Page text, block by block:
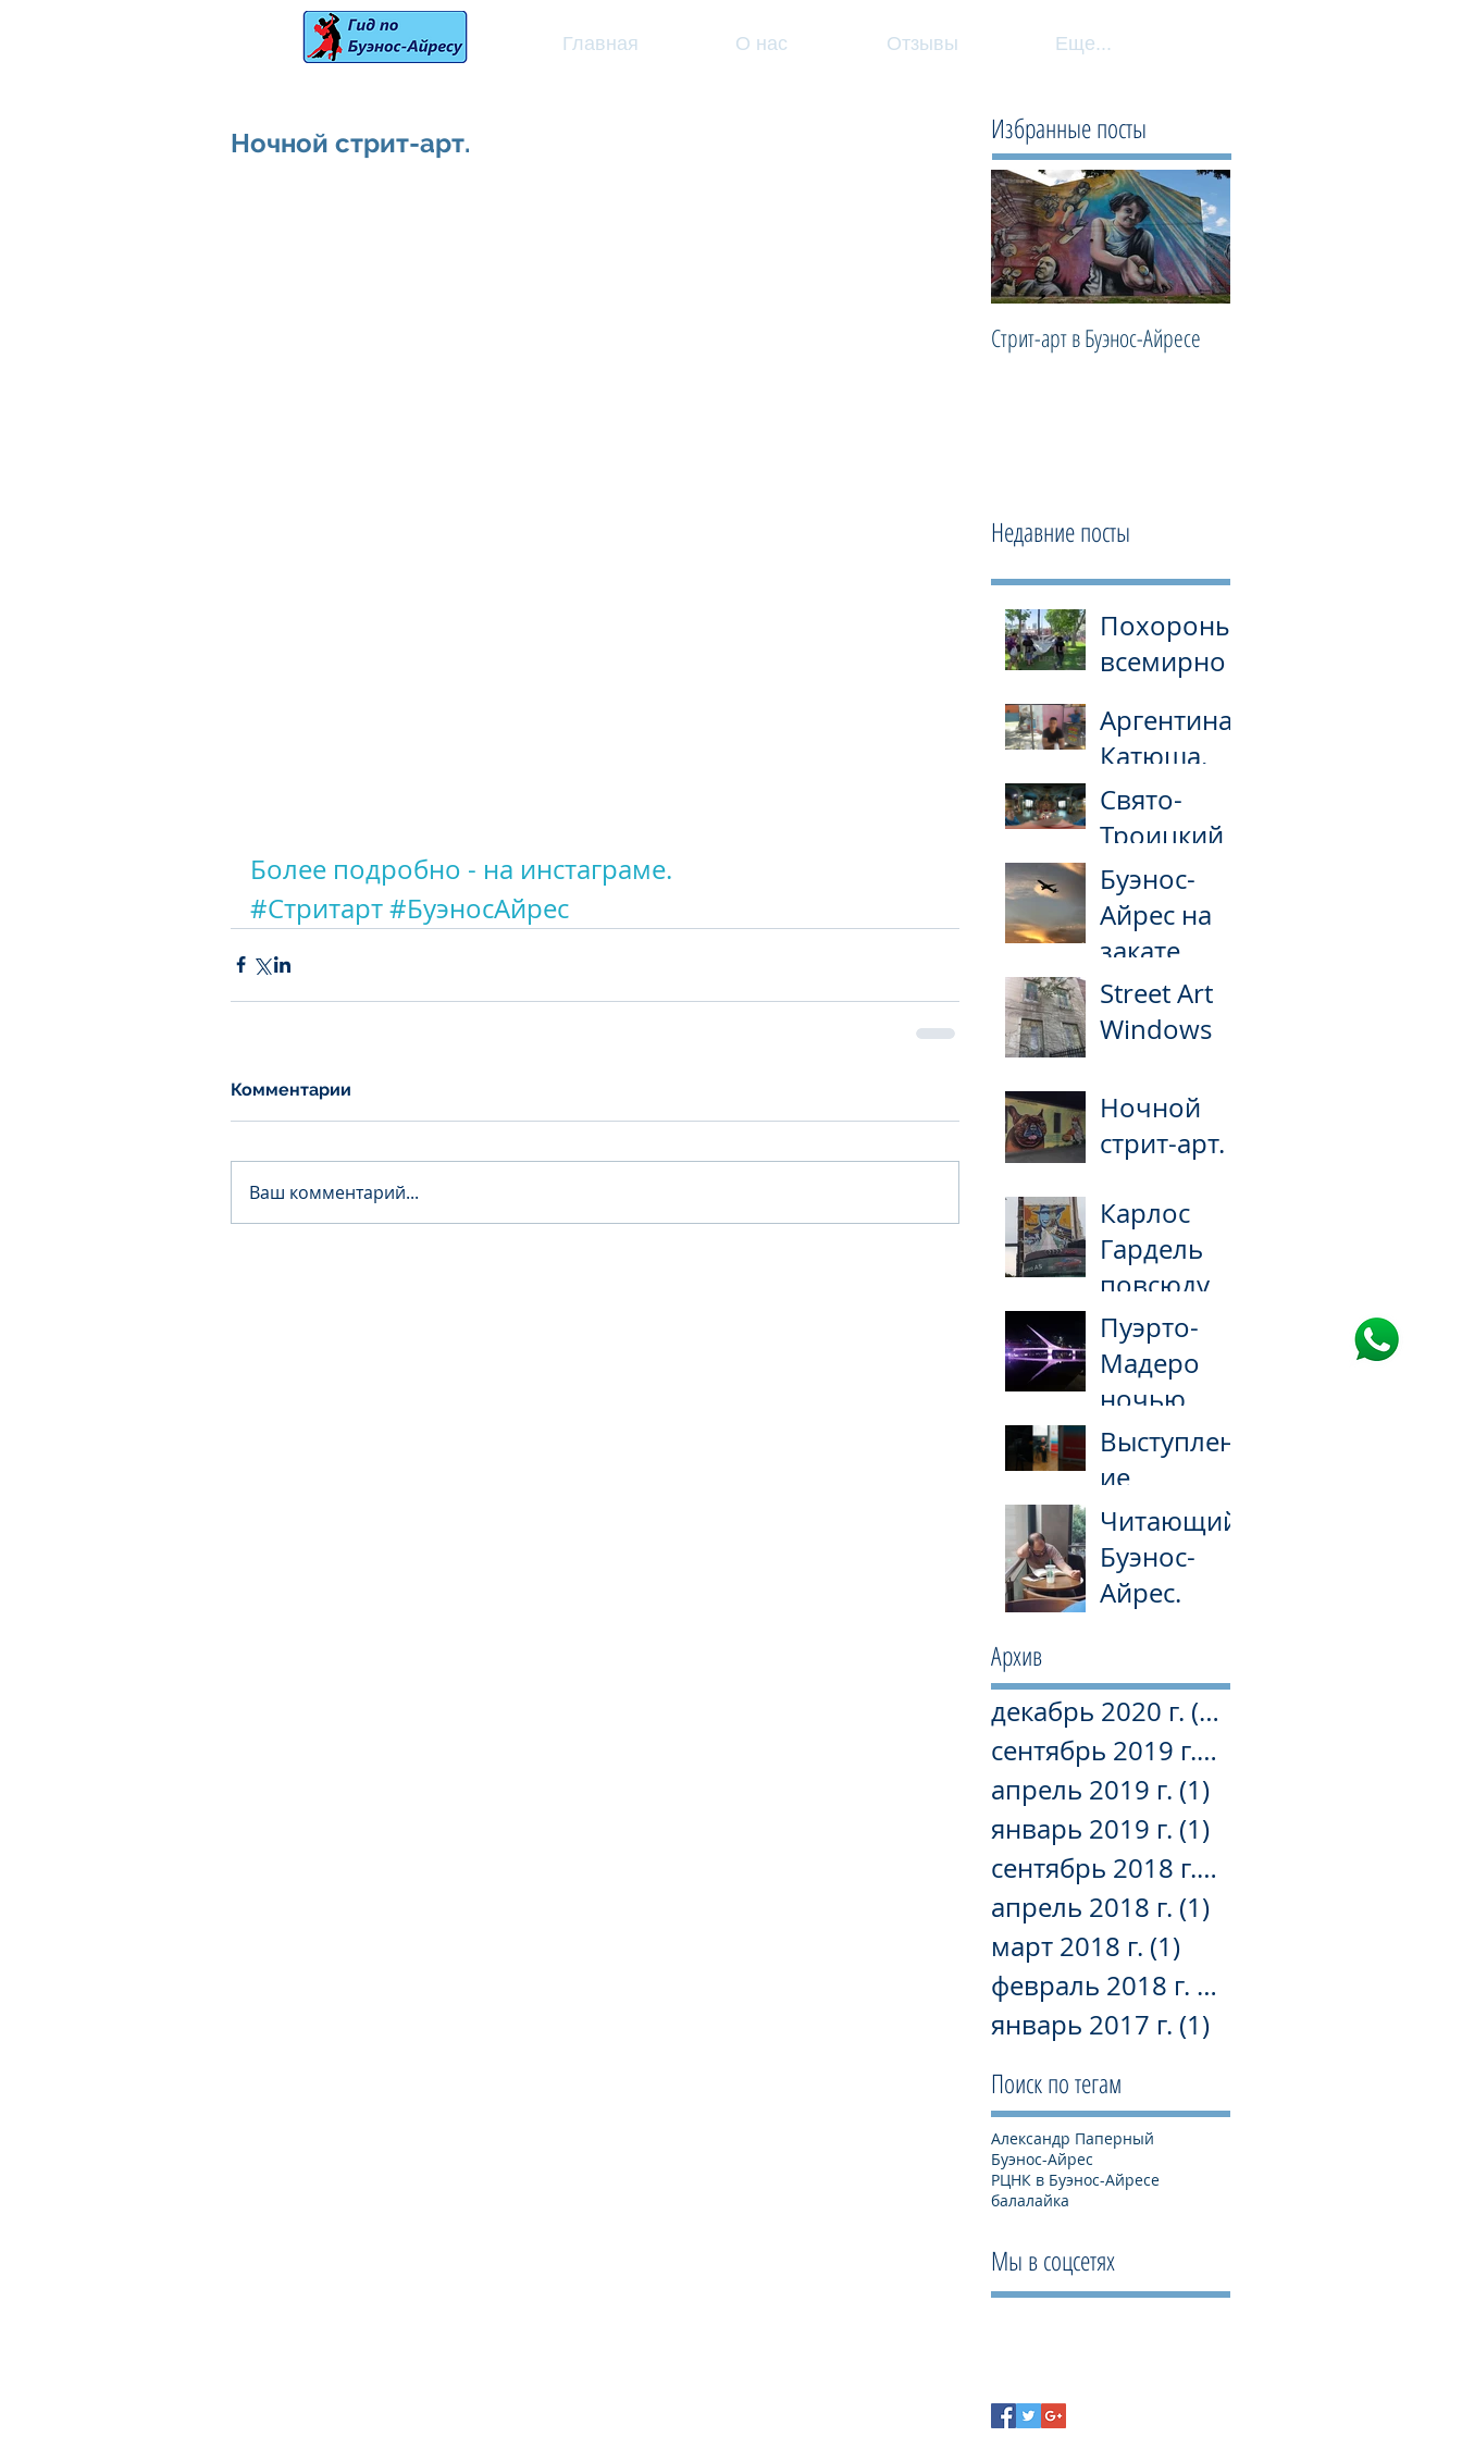
Главная О нас Отзывы Еще...
Ночной стрит-арт.
Более подробно - на инстаграме.
#Стритарт#БуэносАйрес
Комментарии
Ваш комментарий...
Избранные посты
Стрит-арт в Буэнос-Айресе
Недавние посты
Похороны
всемирно
футболист
а
Марадоны
и штурм
президент
ского
дворца
Аргентина.
Катюша.
Свято-
Троицкий
собор в
Буэнос-
Айресе
Буэнос-
Айрес на
закате
Street Art
Windows
Ночной
стрит-арт.
Карлос
Гардель
повсюду.
Пуэрто-
Мадеро
ночью
Выступлен
ие
Александр
а
Паперного
в Буэнос-
Читающий
Буэнос-
Айрес.
Архив
декабрь 2020 г. (1)
сентябрь 2019 г.
(1)
апрель 2019 г. (1)
январь 2019 г. (1)
сентябрь 2018 г.
(3)
апрель 2018 г. (1)
март 2018 г. (1)
февраль 2018 г. (5)
январь 2017 г. (1)
Поиск по тегам
Александр Паперный
Буэнос-Айрес
РЦНК в Буэнос-Айресе
балалайка
Мы в соцсетях